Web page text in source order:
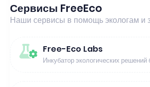
Сервисы FreeEco
Наши сервисы в помощь экологам и
Free-Eco Labs
Инкубатор экологических